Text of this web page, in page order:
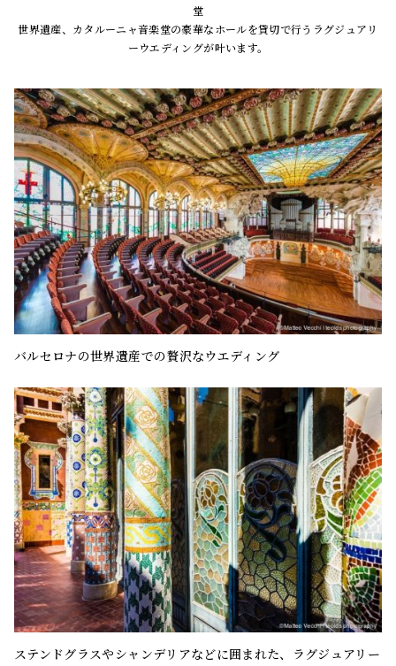
堂
世界遺産、カタルーニャ音楽堂の豪華なホールを貸切で行うラグジュアリ
ーウエディングが叶います。
バルセロナの世界遺産での贅沢なウエディング
ステンドグラスやシャンデリアなどに囲まれた、ラグジュアリー